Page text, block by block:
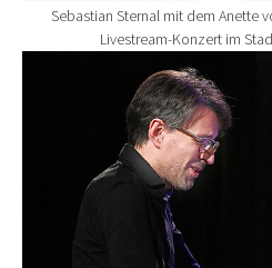
Sebastian Sternal mit dem Anette
Livestream-Konzert im
Show larger version for: